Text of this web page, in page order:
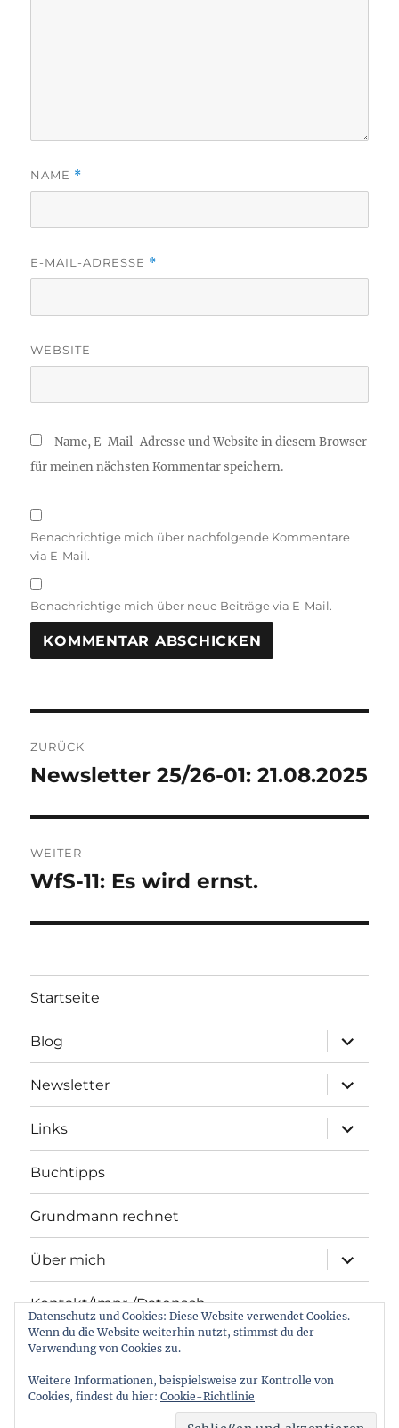
NAME *
E-MAIL-ADRESSE *
WEBSITE
Name, E-Mail-Adresse und Website in diesem Browser
für meinen nächsten Kommentar speichern.
Benachrichtige mich über nachfolgende Kommentare
via E-Mail.
Benachrichtige mich über neue Beiträge via E-Mail.
T
R
A
I
E
:
ZURÜCK
Vorheriger
Newsletter 25/26-01: 21.08.2025
WEITER
Nächster
WfS-11: Es wird ernst.
Startseite
Blog
öffnen
Newsletter
öffnen
Links
öffnen
Buchtipps
Grundmann rechnet
Über mich
öffnen
Kontakt/Impr./Datensch.
Mail
Kontakt/Impr./Datensch.
Stolz präsentiert
Datenschutz und Cookies: Diese Website verwendet Cookies.
Wenn du die Website weiterhin nutzt, stimmst du der
Verwendung von Cookies zu.
Weitere Informationen, beispielsweise zur Kontrolle von
Cookies, findest du hier: Cookie-Richtlinie